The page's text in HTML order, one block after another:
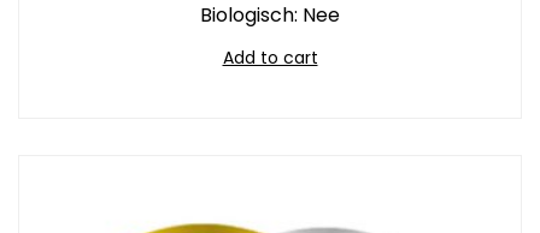
Biologisch: Nee
Add to cart